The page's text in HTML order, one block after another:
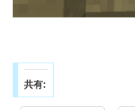
共有: